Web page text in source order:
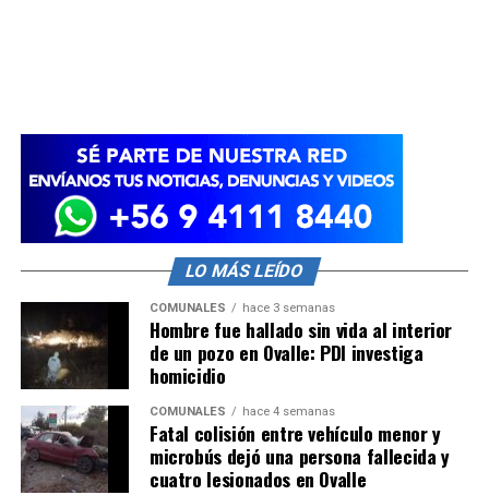
LO MÁS LEÍDO
COMUNALES hace 3 semanas
Hombre fue hallado sin vida al interior
de un pozo en Ovalle: PDI investiga
homicidio
COMUNALES hace 4 semanas
Fatal colisión entre vehículo menor y
microbús dejó una persona fallecida y
cuatro lesionados en Ovalle